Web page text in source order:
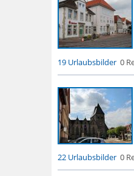
19 Urlaubsbilder 0
22 Urlaubsbilder 0